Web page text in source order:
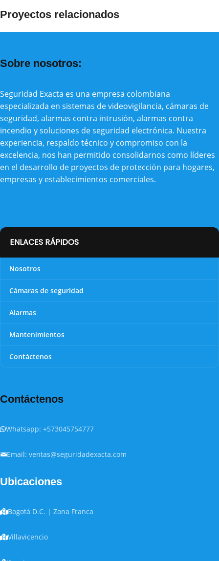
Proyectos relacionados
Et vestibulum quis a suspendisse
Sobre nosotros:
Seguridad Exacta es una empresa colombiana
especializada en sistemas de videovigilancia, cámaras de
seguridad, alarmas contra intrusión, alarmas contra
incendio y soluciones de seguridad electrónica. Nuestra
experiencia, respaldo técnico y compromiso con la
excelencia, nos han permitido consolidarnos como líderes
en el desarrollo de proyectos de protección para hogares,
empresas y establecimientos comerciales.
ENLACES RÁPIDOS
Nosotros
Cámaras de seguridad
Alarmas
Mantenimientos
Contáctenos
Contáctenos
Whatsapp: +573045754777
Email: ventas@seguridadexacta.com
Ubicaciones
Bogotá D.C. | Zona Franca
Villavicencio